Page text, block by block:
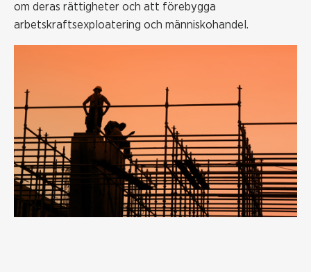
om deras rättigheter och att förebygga
arbetskraftsexploatering och människohandel.